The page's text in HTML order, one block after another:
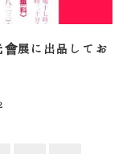
展に出品してお